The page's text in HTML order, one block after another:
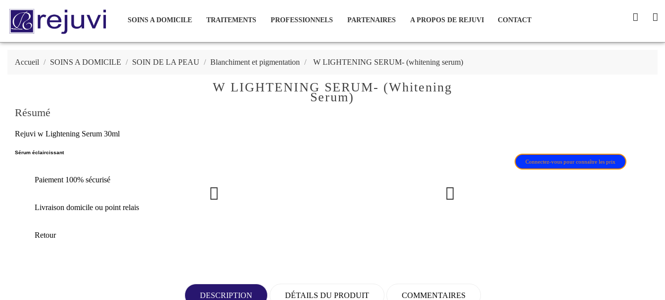
SOINS A DOMICILE TRAITEMENTS PROFESSIONNELS PARTENAIRES A PROPOS DE REJUVI CONTACT
Accueil SOINS A DOMICILE SOIN DE LA PEAU Blanchiment et pigmentation W LIGHTENING SERUM- (whitening serum)
Résumé
Rejuvi w Lightening Serum 30ml
Sérum éclaircissant
Paiement 100% sécurisé
Livraison domicile ou point relais
Retour
W LIGHTENING SERUM- (whitening
Serum)
Connectez-vous pour connaître les prix
DESCRIPTION DÉTAILS DU PRODUIT COMMENTAIRES